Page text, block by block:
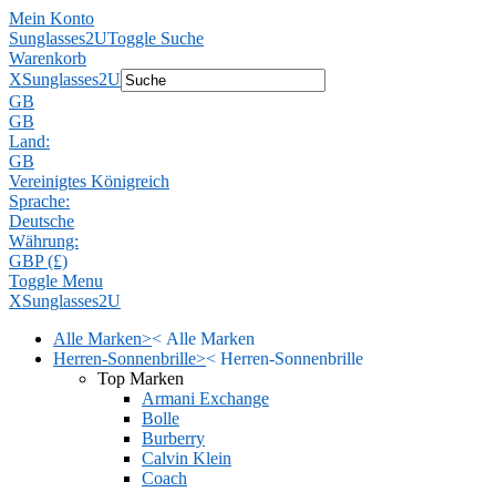
Mein Konto
Sunglasses2UToggle Suche
Warenkorb
XSunglasses2U
GB
GB
Land:
GB
Vereinigtes Königreich
Sprache:
Deutsche
Währung:
GBP (£)
Toggle Menu
XSunglasses2U
Alle Marken>< Alle Marken
Herren-Sonnenbrille>< Herren-Sonnenbrille
Top Marken
Armani Exchange
Bolle
Burberry
Calvin Klein
Coach